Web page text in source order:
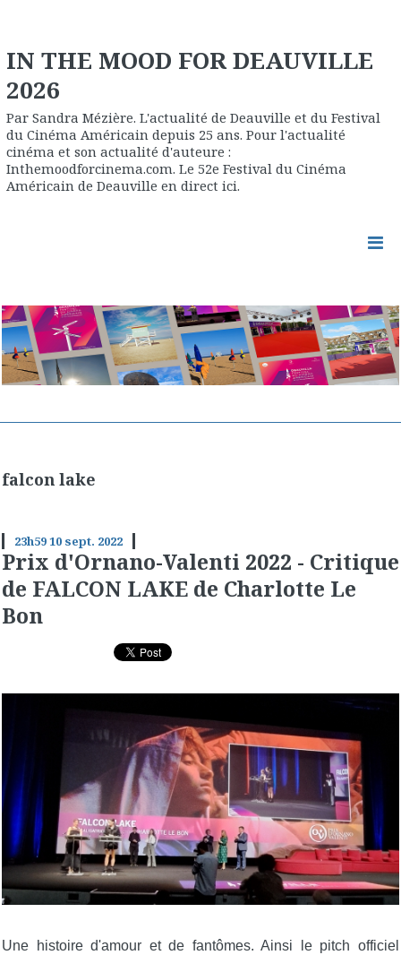
IN THE MOOD FOR DEAUVILLE
2026
Par Sandra Mézière. L'actualité de Deauville et du Festival
du Cinéma Américain depuis 25 ans. Pour l'actualité
cinéma et son actualité d'auteure :
Inthemoodforcinema.com. Le 52e Festival du Cinéma
Américain de Deauville en direct ici.
falcon lake
23h5910 sept. 2022
Prix d'Ornano-Valenti 2022 - Critique
de FALCON LAKE de Charlotte Le
Bon
Une histoire d'amour et de fantômes. Ainsi le pitch officiel